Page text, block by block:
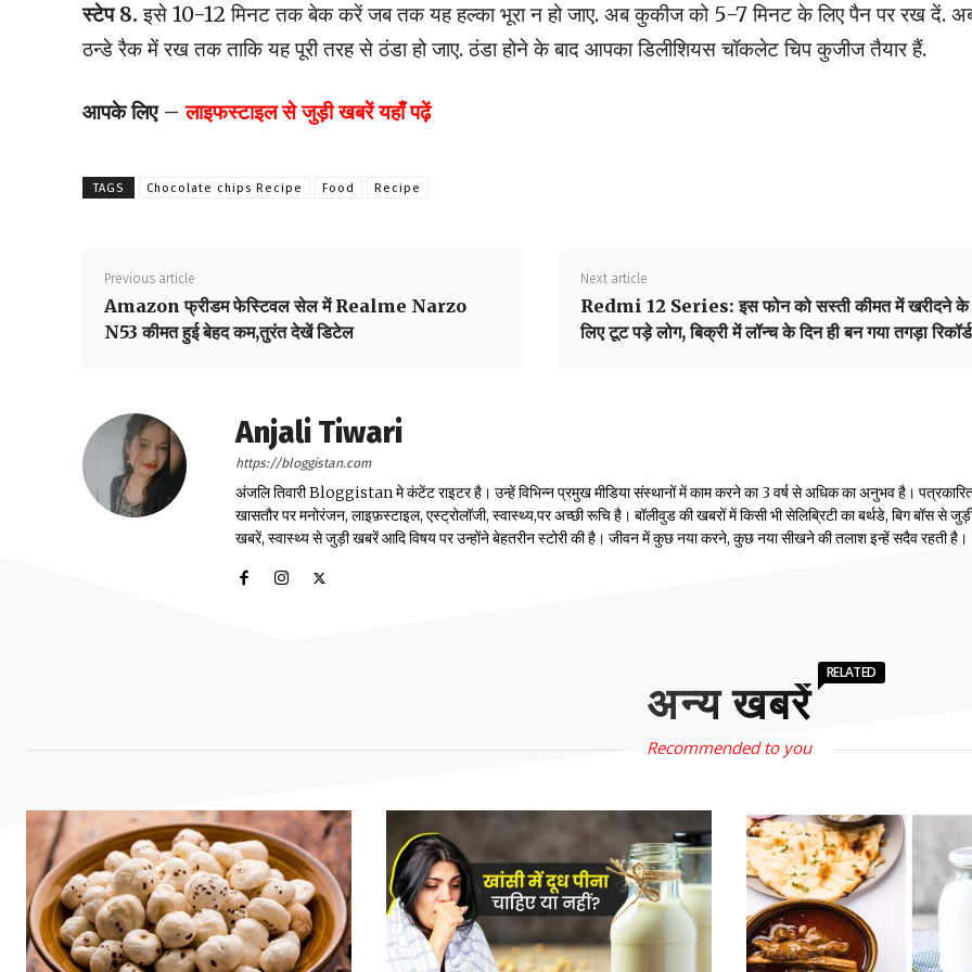
स्टेप 8. इसे 10-12 मिनट तक बेक करें जब तक यह हल्का भूरा न हो जाए. अब कुकीज को 5-7 मिनट के लिए पैन पर रख दें.
ठन्डे रैक में रख तक ताकि यह पूरी तरह से ठंडा हो जाए. ठंडा होने के बाद आपका डिलीशियस चॉकलेट चिप कुजीज तैयार हैं.
आपके लिए –लाइफस्टाइल से जुड़ी खबरें यहाँ पढ़ें
TAGS Chocolate chips Recipe Food Recipe
Previous article
Amazon फ्रीडम फेस्टिवल सेल में Realme Narzo
N53 कीमत हुई बेहद कम,तुरंत देखें डिटेल
Next article
Redmi 12 Series: इस फोन को सस्ती कीमत में खरीदने के
लिए टूट पड़े लोग, बिक्री में लॉन्च के दिन ही बन गया तगड़ा रिकॉर्ड
Anjali Tiwari
https://bloggistan.com
अंजलि तिवारी Bloggistan मे कंटेंट राइटर है। उन्हें विभिन्न प्रमुख मीडिया संस्थानों में काम करने का 3 वर्ष से अधिक का अनुभव है।
खासतौर पर मनोरंजन, लाइफ़स्टाइल, एस्ट्रोलॉजी, स्वास्थ्य,पर अच्छी रूचि है। बॉलीवुड की खबरों में किसी भी सेलिब्रिटी का बर्थडे, बिग बॉस से
खबरें, स्वास्थ्य से जुड़ी खबरें आदि विषय पर उन्होंने बेहतरीन स्टोरी की है। जीवन में कुछ नया करने, कुछ नया सीखने की तलाश इन्हें सदैव रहती है।
अन्य खबरें
RELATED
Recommended to you